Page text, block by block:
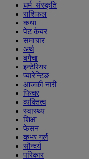
धर्म–संस्कृति
राशिफल
कथा
पेट केयर
समाचार
अर्थ
बगैचा
इन्टेरियर
प्यारेन्टिङ
आजकी नारी
फिचर
व्यक्तित्व
स्वास्थ्य
शिक्षा
फेसन
कभर गर्ल
सौन्दर्य
परिकार